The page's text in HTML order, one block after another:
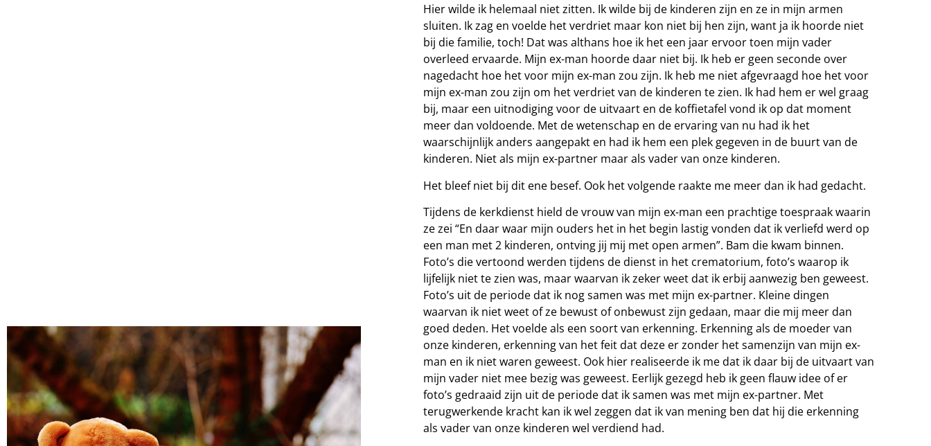
Hier wilde ik helemaal niet zitten. Ik wilde bij de kinderen zijn en ze in mijn armen
sluiten. Ik zag en voelde het verdriet maar kon niet bij hen zijn, want ja ik hoorde niet
bij die familie, toch! Dat was althans hoe ik het een jaar ervoor toen mijn vader
overleed ervaarde. Mijn ex-man hoorde daar niet bij. Ik heb er geen seconde over
nagedacht hoe het voor mijn ex-man zou zijn. Ik heb me niet afgevraagd hoe het voor
mijn ex-man zou zijn om het verdriet van de kinderen te zien. Ik had hem er wel graag
bij, maar een uitnodiging voor de uitvaart en de koffietafel vond ik op dat moment
meer dan voldoende. Met de wetenschap en de ervaring van nu had ik het
waarschijnlijk anders aangepakt en had ik hem een plek gegeven in de buurt van de
kinderen. Niet als mijn ex-partner maar als vader van onze kinderen.
Het bleef niet bij dit ene besef. Ook het volgende raakte me meer dan ik had gedacht.
Tijdens de kerkdienst hield de vrouw van mijn ex-man een prachtige toespraak waarin
ze zei “En daar waar mijn ouders het in het begin lastig vonden dat ik verliefd werd op
een man met 2 kinderen, ontving jij mij met open armen”. Bam die kwam binnen.
Foto’s die vertoond werden tijdens de dienst in het crematorium, foto’s waarop ik
lijfelijk niet te zien was, maar waarvan ik zeker weet dat ik erbij aanwezig ben geweest.
Foto’s uit de periode dat ik nog samen was met mijn ex-partner. Kleine dingen
waarvan ik niet weet of ze bewust of onbewust zijn gedaan, maar die mij meer dan
goed deden. Het voelde als een soort van erkenning. Erkenning als de moeder van
onze kinderen, erkenning van het feit dat deze er zonder het samenzijn van mijn ex-
man en ik niet waren geweest. Ook hier realiseerde ik me dat ik daar bij de uitvaart van
mijn vader niet mee bezig was geweest. Eerlijk gezegd heb ik geen flauw idee of er
foto’s gedraaid zijn uit de periode dat ik samen was met mijn ex-partner. Met
terugwerkende kracht kan ik wel zeggen dat ik van mening ben dat hij die erkenning
als vader van onze kinderen wel verdiend had.